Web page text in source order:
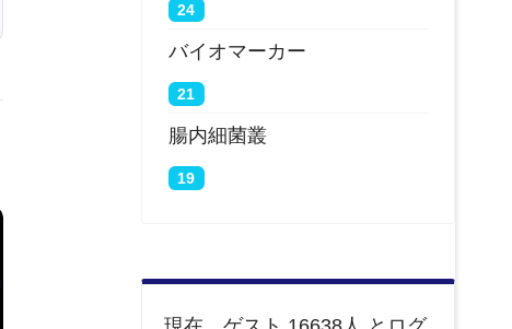
24
バイオマーカー
21
腸内細菌叢
19